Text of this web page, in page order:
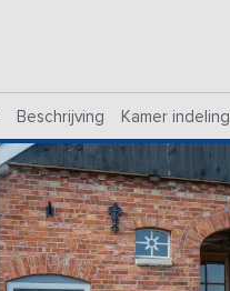
Beschrijving Kamer indeling